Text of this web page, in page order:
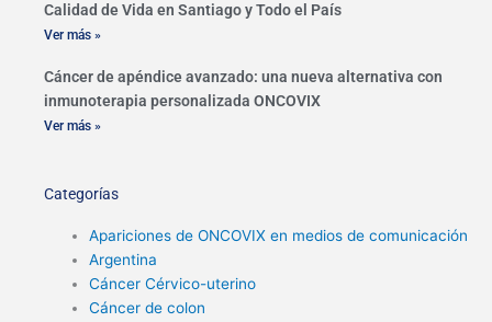
Calidad de Vida en Santiago y Todo el País
Ver más »
Cáncer de apéndice avanzado: una nueva alternativa con
inmunoterapia personalizada ONCOVIX
Ver más »
Categorías
Apariciones de ONCOVIX en medios de comunicación
Argentina
Cáncer Cérvico-uterino
Cáncer de colon